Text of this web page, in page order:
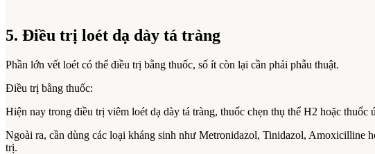
5. Điều trị loét dạ dày tá tràng
Phần lớn vết loét có thể điều trị bằng thuốc, số ít còn lại cần phải phẫu thuật.
Điều trị bằng thuốc:
Hiện nay trong điều trị viêm loét dạ dày tá tràng, thuốc chẹn thụ thể H2 hoặc
Ngoài ra, cần dùng các loại kháng sinh như Metronidazol, Tinidazol, Amoxicilline
trị.